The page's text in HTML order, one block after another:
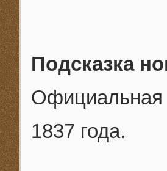
Подсказка
Официальная
1837 года.